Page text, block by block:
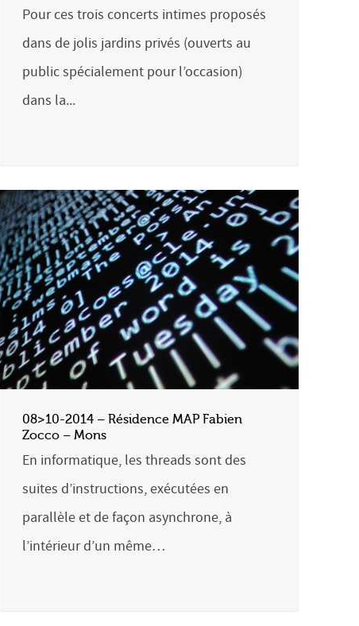
Pour ces trois concerts intimes proposés
dans de jolis jardins privés (ouverts au
public spécialement pour l’occasion)
dans la...
08>10-2014 – Résidence MAP Fabien
Zocco – Mons
En informatique, les threads sont des
suites d’instructions, exécutées en
parallèle et de façon asynchrone, à
l’intérieur d’un même…